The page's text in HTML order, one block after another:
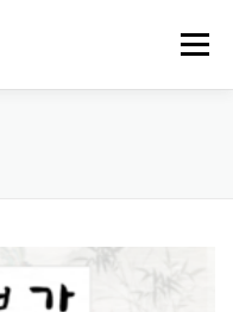
메뉴